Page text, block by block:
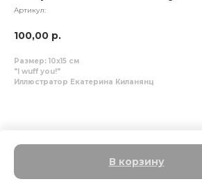
Артикул:
100,00 р.
В корзину
Размер: 10x15 см
"I wuff you!"
Иллюстратор Екатерина Киланянц